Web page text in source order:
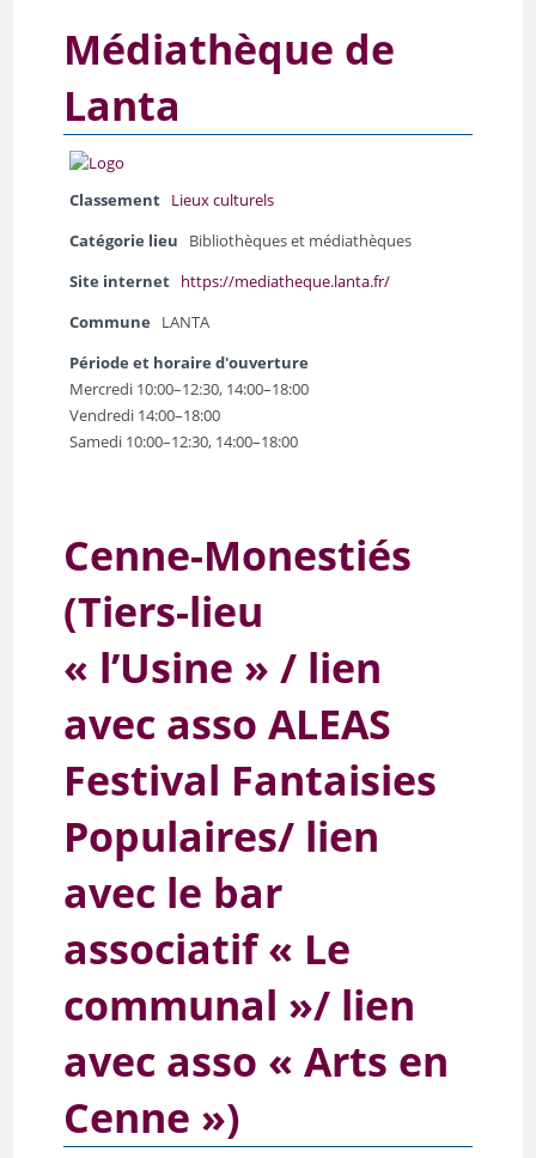
Médiathèque de
Lanta
Classement Lieux culturels
Catégorie lieu
Bibliothèques et médiathèques
Site internet https://mediatheque.lanta.fr/
Commune
LANTA
Période et horaire d'ouverture
Mercredi 10:00–12:30, 14:00–18:00
Vendredi 14:00–18:00
Samedi 10:00–12:30, 14:00–18:00
Cenne-Monestiés
(Tiers-lieu
« l’Usine » / lien
avec asso ALEAS
Festival Fantaisies
Populaires/ lien
avec le bar
associatif « Le
communal »/ lien
avec asso « Arts en
Cenne »)